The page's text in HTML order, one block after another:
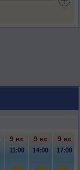
9 вс 9 вс 9 вс
11:00 14:00 17:00